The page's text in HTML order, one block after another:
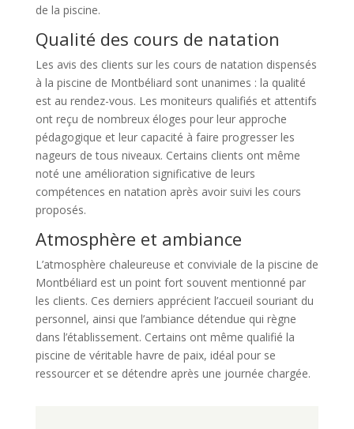
de la piscine.
Qualité des cours de natation
Les avis des clients sur les cours de natation dispensés
à la piscine de Montbéliard sont unanimes : la qualité
est au rendez-vous. Les moniteurs qualifiés et attentifs
ont reçu de nombreux éloges pour leur approche
pédagogique et leur capacité à faire progresser les
nageurs de tous niveaux. Certains clients ont même
noté une amélioration significative de leurs
compétences en natation après avoir suivi les cours
proposés.
Atmosphère et ambiance
L’atmosphère chaleureuse et conviviale de la piscine de
Montbéliard est un point fort souvent mentionné par
les clients. Ces derniers apprécient l’accueil souriant du
personnel, ainsi que l’ambiance détendue qui règne
dans l’établissement. Certains ont même qualifié la
piscine de véritable havre de paix, idéal pour se
ressourcer et se détendre après une journée chargée.